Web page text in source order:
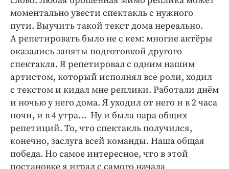
моментально увести спектакль с нужного
пути. Выучить такой текст дома нереально.
А репетировать было не с кем: многие актёры
оказались заняты подготовкой другого
спектакля. Я репетировал с одним нашим
артистом, который исполнял все роли, ходил
с текстом и кидал мне реплики. Работали днём
и ночью у него дома. Я уходил от него и в 2 часа
ночи, и в 4 утра… Ну и была пара общих
репетиций. То, что спектакль получился,
конечно, заслуга всей команды. Наша общая
победа. Но самое интересное, что в этой
постановке я играл с самого начала